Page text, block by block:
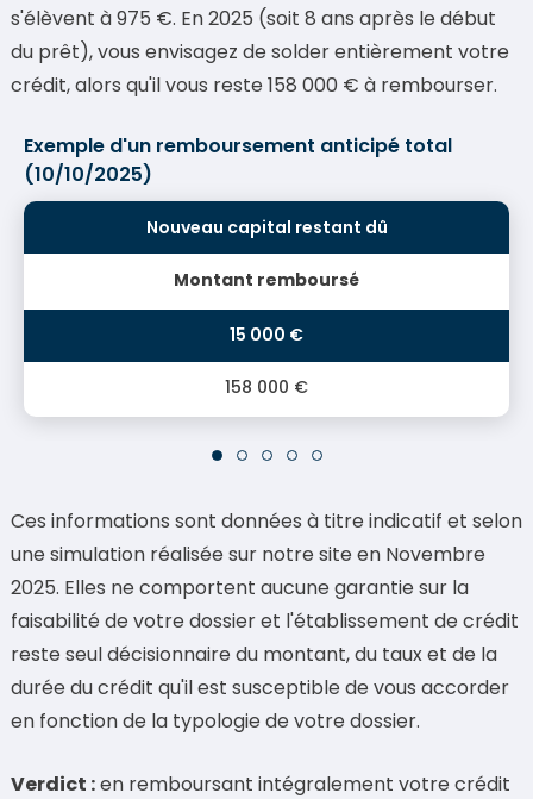
s'élèvent à 975 €. En 2025 (soit 8 ans après le début
du prêt), vous envisagez de solder entièrement votre
crédit, alors qu'il vous reste 158 000 € à rembourser.
Exemple d'un remboursement anticipé total
(10/10/2025)
Montant remboursé
158 000 €
Ces informations sont données à titre indicatif et selon
une simulation réalisée sur notre site en Novembre
2025. Elles ne comportent aucune garantie sur la
faisabilité de votre dossier et l'établissement de crédit
reste seul décisionnaire du montant, du taux et de la
durée du crédit qu'il est susceptible de vous accorder
en fonction de la typologie de votre dossier.
Verdict :en remboursant intégralement votre crédit